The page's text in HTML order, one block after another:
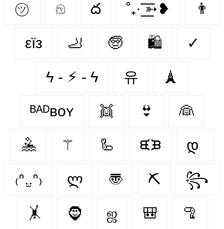
㋡ 𓁶 ద ˚₊· ͟͟͞͞➳❥ 👨
εїз 🦶 🧓 🛍 ✓
ϟ - ⚡︎ - ϟ 유 🗼
ᴮᴬᴰʙᴏʏ 👯 👙 👰
🤽 ⚚ 🦾 ᙙᙖ დ
₍ᐢ.̫.ᐢ₎ ლ 〠 ⛏ ꧂
🤸 🧔‍ ஜ 🎒 🦿